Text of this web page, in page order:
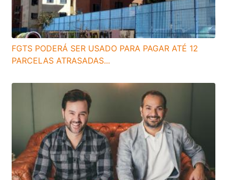
FGTS PODERÁ SER USADO PARA PAGAR ATÉ 12
PARCELAS ATRASADAS...